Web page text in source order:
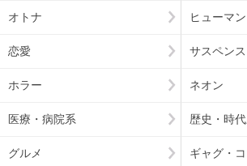
オトナ ヒューマ
恋愛 サスペンス
ホラー ネオン
医療・病院系 歴史・時
グルメ ギャグ・